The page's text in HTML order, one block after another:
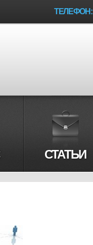
СТАТЬИ
ТЕЛЕФОН: